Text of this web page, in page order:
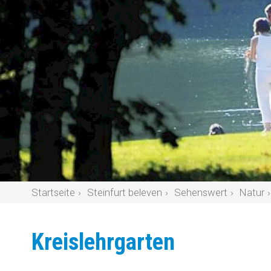
Startseite Steinfurt beleven Sehenswert Natur
Kreislehrgarten